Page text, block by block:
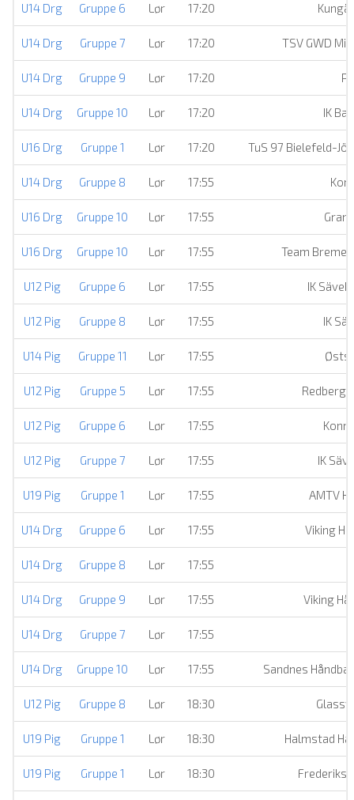
U14 Drg Gruppe 6 Lør 17:20
U14 Drg Gruppe 7 Lør 17:20 TSV GWD
U14 Drg Gruppe 9 Lør 17:20
U14 Drg Gruppe 10 Lør 17:20 IK
U16 Drg Gruppe 1 Lør 17:20 TuS 97 Bielefeld-
U14 Drg Gruppe 8 Lør 17:55
U16 Drg Gruppe 10 Lør 17:55
U16 Drg Gruppe 10 Lør 17:55 Team
U12 Pig Gruppe 6 Lør 17:55 IK
U12 Pig Gruppe 8 Lør 17:55 IK
U14 Pig Gruppe 11 Lør 17:55
U12 Pig Gruppe 5 Lør 17:55
U12 Pig Gruppe 6 Lør 17:55
U12 Pig Gruppe 7 Lør 17:55 IK
U19 Pig Gruppe 1 Lør 17:55 AMTV
U14 Drg Gruppe 6 Lør 17:55 Viking
U14 Drg Gruppe 8 Lør 17:55
U14 Drg Gruppe 9 Lør 17:55 Viking
U14 Drg Gruppe 7 Lør 17:55
U14 Drg Gruppe 10 Lør 17:55 Sandnes
U12 Pig Gruppe 8 Lør 18:30
U19 Pig Gruppe 1 Lør 18:30 Halmstad
U19 Pig Gruppe 1 Lør 18:30